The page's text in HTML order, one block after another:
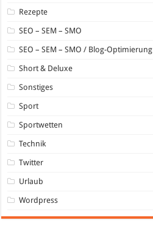
Rezepte
SEO – SEM – SMO
SEO – SEM – SMO / Blog-Optimierung
Short & Deluxe
Sonstiges
Sport
Sportwetten
Technik
Twitter
Urlaub
Wordpress